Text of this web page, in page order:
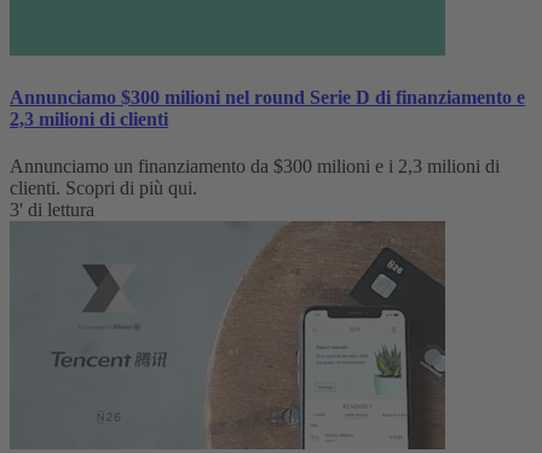
Annunciamo $300 milioni nel round Serie D di finanziamento e
2,3 milioni di clienti
Annunciamo un finanziamento da $300 milioni e i 2,3 milioni di
clienti. Scopri di più qui.
3' di lettura